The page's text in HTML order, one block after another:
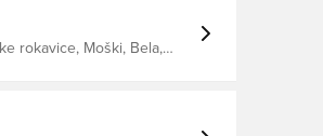
LATEX pena.
rokavice, Moški, Bela,